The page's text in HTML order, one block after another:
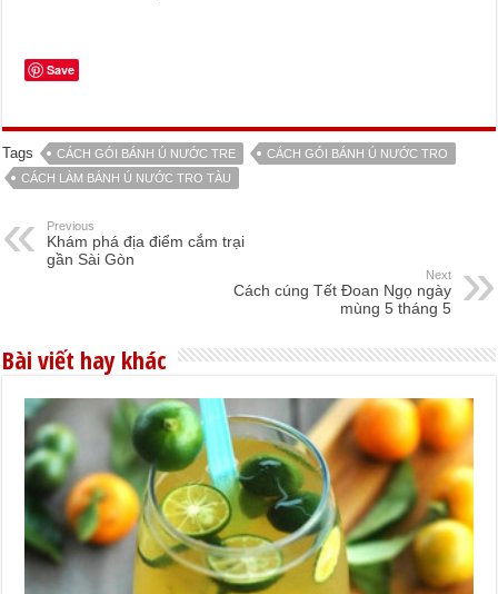
Save
Tags CÁCH GÓI BÁNH Ú NƯỚC TRE
CÁCH GÓI BÁNH Ú NƯỚC TRO
CÁCH LÀM BÁNH Ú NƯỚC TRO TÀU
Previous
Khám phá địa điểm cắm trại
gần Sài Gòn
Next
Cách cúng Tết Đoan Ngọ ngày
mùng 5 tháng 5
Bài viết hay khác